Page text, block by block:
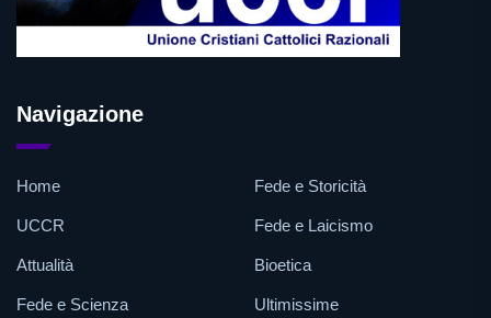
Navigazione
Home
UCCR
Attualità
Fede e Scienza
Fede e Storicità
Fede e Laicismo
Bioetica
Ultimissime